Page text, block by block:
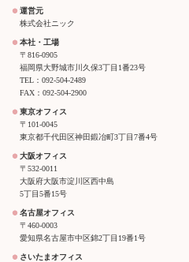
運営元
株式会社ニック
本社・工場
〒816-0905
福岡県大野城市川久保3丁目1番23号
TEL：092-504-2489
FAX：092-504-2900
東京オフィス
〒101-0045
東京都千代田区神田鍛冶町3丁目7番4号
大阪オフィス
〒532-0011
大阪府大阪市淀川区西中島
5丁目5番15号
名古屋オフィス
〒460-0003
愛知県名古屋市中区錦2丁目19番1号
さいたまオフィス